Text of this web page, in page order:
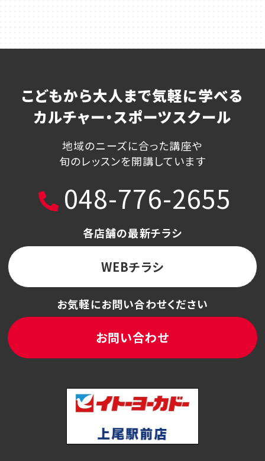
こどもから大人まで気軽に学べる
カルチャー・スポーツスクール
地域のニーズに合った講座や
旬のレッスンを開講しています
048-776-2655
各店舗の最新チラシ
WEBチラシ
お気軽にお問い合わせください
お問い合わせ